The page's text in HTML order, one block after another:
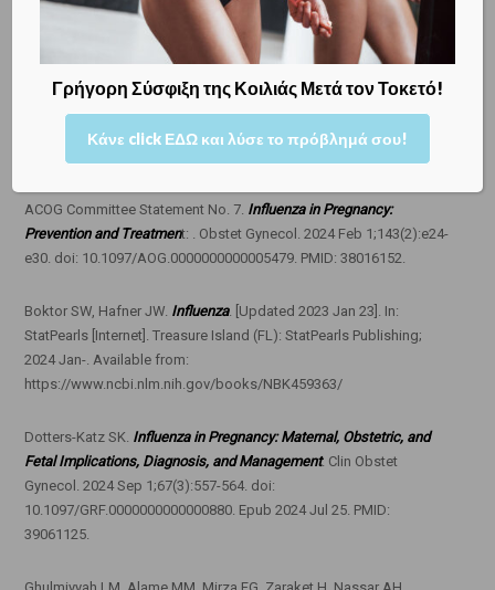
Master of Science University College London
Διδάκτωρ Μαιευτικής Γυναικολογίας
ACOG Committee Statement No. 7. Influenza in Pregnancy:
Prevention and Treatment: . Obstet Gynecol. 2024 Feb 1;143(2):e24-
e30. doi: 10.1097/AOG.0000000000005479. PMID: 38016152.
Boktor SW, Hafner JW. Influenza. [Updated 2023 Jan 23]. In:
StatPearls [Internet]. Treasure Island (FL): StatPearls Publishing;
2024 Jan-. Available from:
https://www.ncbi.nlm.nih.gov/books/NBK459363/
Dotters-Katz SK. Influenza in Pregnancy: Maternal, Obstetric, and
Fetal Implications, Diagnosis, and Management. Clin Obstet
Gynecol. 2024 Sep 1;67(3):557-564. doi:
10.1097/GRF.0000000000000880. Epub 2024 Jul 25. PMID:
39061125.
Γρήγορη Σύσφιξη της Κοιλιάς Μετά τον Τοκετό!
Κάνε click ΕΔΩ και λύσε το πρόβλημά σου!